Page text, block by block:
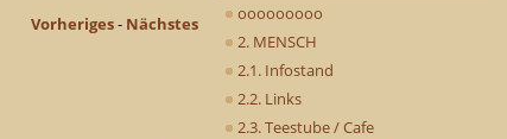
ooooooooo
2. MENSCH
2.1. Infostand
2.2. Links
2.3. Teestube / Cafe
Vorheriges- Nächstes